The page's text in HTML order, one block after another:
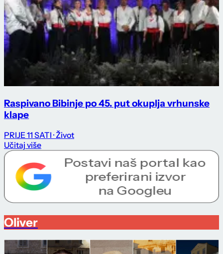
Raspivano Bibinje po 45. put okuplja vrhunske
klape
PRIJE 11 SATI · Život
Učitaj više
Oliver